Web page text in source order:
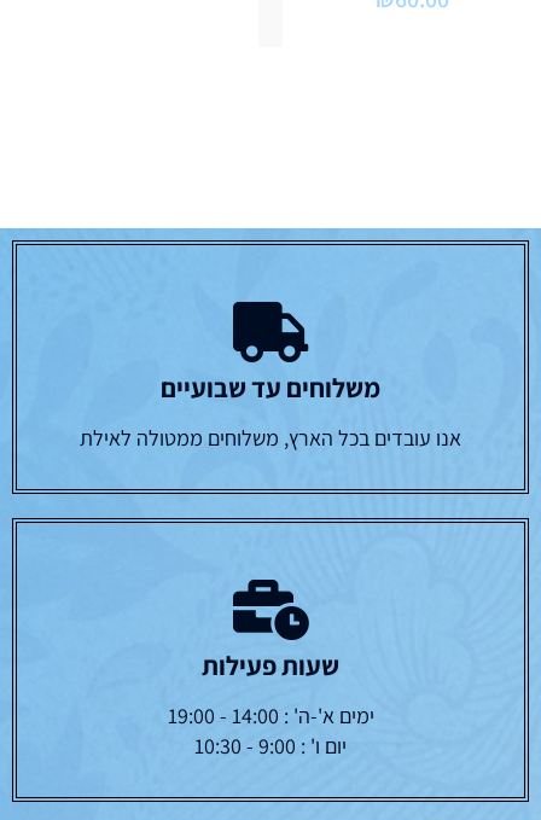
משלוחים עד שבועיים
אנו עובדים בכל הארץ, משלוחים ממטולה לאילת
שעות פעילות
ימים א'-ה' : 14:00 - 19:00
יום ו' : 9:00 - 10:30